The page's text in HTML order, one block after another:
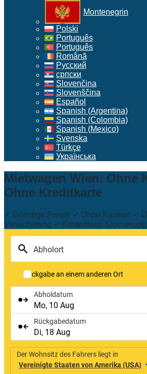
Montenegrin
Polski
Português
Português
Română
Русский
српски
Slovenčina
Slovenščina
Español
Spanish (Argentina)
Spanish (Colombia)
Spanish (Mexico)
Svenska
Türkçe
Українська
Mietwagen Wien: Ohne
Ohne Kreditkarte
✓ Günstige Preise ✓ Ohne Kaution ✓
Versicherung ✓ Kostenlose Stornierung